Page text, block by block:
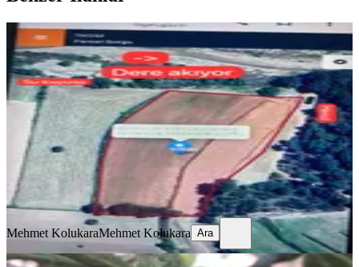
Sahibinden Satılık Tarla
Kale, Narlı Mahallesi
10736 m²· 373/m²· 29.05.2026
4.000.000 ₺
Mehmet Kolukara Mehmet Kolukara
Ara
Mehmet KolukaraMehmet Kolukara Ara